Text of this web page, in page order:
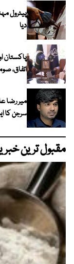
پیٹرول
دیا
پاکستان
اتفاق،
میر رضا
سرجن کا
مقبول ترین